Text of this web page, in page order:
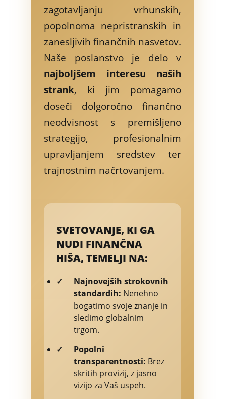
zagotavljanju vrhunskih,
popolnoma nepristranskih in
zanesljivih finančnih nasvetov.
Naše poslanstvo je delo v
najboljšem interesu naših
strank, ki jim pomagamo
doseči dolgoročno finančno
neodvisnost s premišljeno
strategijo, profesionalnim
upravljanjem sredstev ter
trajnostnim načrtovanjem.
SVETOVANJE, KI GA
NUDI FINANČNA
HIŠA, TEMELJI NA:
✓
Najnovejših strokovnih
standardih: Nenehno
bogatimo svoje znanje in
sledimo globalnim
trgom.
✓
Popolni
transparentnosti: Brez
skritih provizij, z jasno
vizijo za Vaš uspeh.